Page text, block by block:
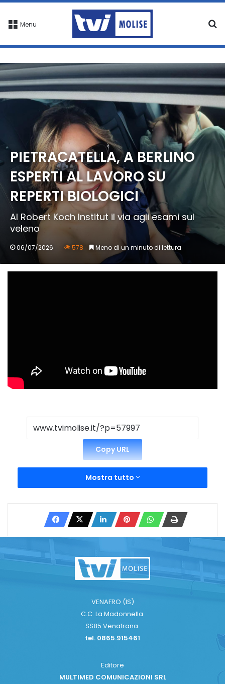
Menu
PIETRACATELLA, A BERLINO
ESPERTI AL LAVORO SU
REPERTI BIOLOGICI
Al Robert Koch Institut il via agli esami sul
veleno
06/07/2026 578 Meno di un minuto di lettura
Copy URL
Mostra tutto
VENAFRO (IS)
C.C. La Madonnella
SS85 Venafrana.
tel. 0865.915461
Editore
MULTIMED COMUNICAZIONI SRL